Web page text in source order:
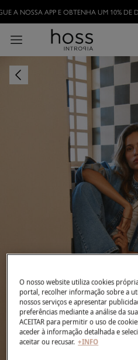
TORNE-SE HOSSLOVERE
O nosso website utiliza cookies
portal, recolher informação sobre a
nossos serviços e apresentar
preferências mediante a análise da
ACEITAR para permitir o uso de
aceder à informação detalhada e
aceitar ou recusar. +INFO